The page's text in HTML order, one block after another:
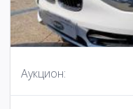
Аукцион: